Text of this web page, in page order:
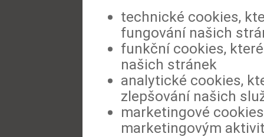
technické cookies,
fungování našich
funkční cookies,
našich stránek
analytické cookies,
zlepšování našich
marketingové
marketingovým